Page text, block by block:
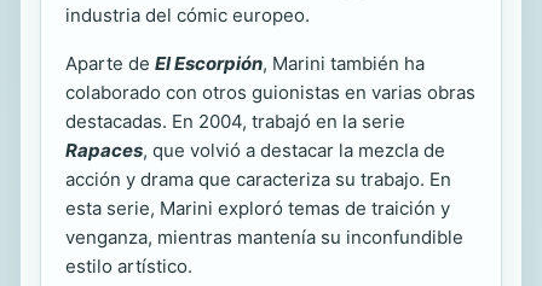
industria del cómic europeo.
Aparte de El Escorpión, Marini también ha
colaborado con otros guionistas en varias obras
destacadas. En 2004, trabajó en la serie
Rapaces, que volvió a destacar la mezcla de
acción y drama que caracteriza su trabajo. En
esta serie, Marini exploró temas de traición y
venganza, mientras mantenía su inconfundible
estilo artístico.